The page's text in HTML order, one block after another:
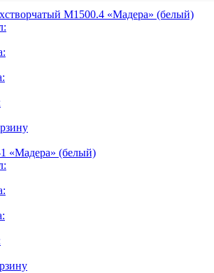
М1500.4 «Мадера» (белый)
«Мадера» (белый)